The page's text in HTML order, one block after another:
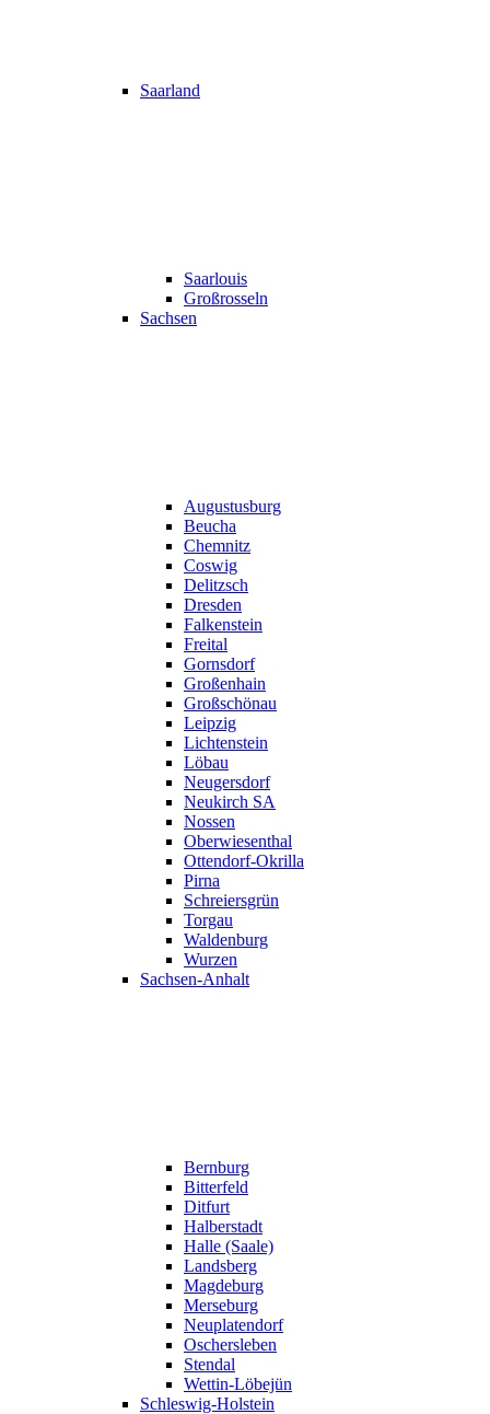
Saarland
Saarlouis
Großrosseln
Sachsen
Augustusburg
Beucha
Chemnitz
Coswig
Delitzsch
Dresden
Falkenstein
Freital
Gornsdorf
Großenhain
Großschönau
Leipzig
Lichtenstein
Löbau
Neugersdorf
Neukirch SA
Nossen
Oberwiesenthal
Ottendorf-Okrilla
Pirna
Schreiersgrün
Torgau
Waldenburg
Wurzen
Sachsen-Anhalt
Bernburg
Bitterfeld
Ditfurt
Halberstadt
Halle (Saale)
Landsberg
Magdeburg
Merseburg
Neuplatendorf
Oschersleben
Stendal
Wettin-Löbejün
Schleswig-Holstein